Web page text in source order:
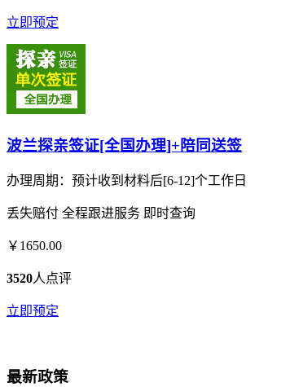
立即预定
波兰探亲签证[全国办理]+陪同送签
办理周期：预计收到材料后[6-12]个工作日
丢失赔付 全程跟进服务 即时查询
￥1650.00
3520人点评
立即预定
最新政策